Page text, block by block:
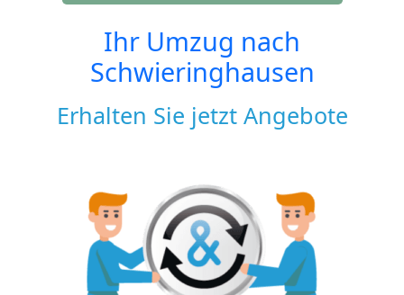
Ihr Umzug nach
Schwieringhausen
Erhalten Sie jetzt Angebote